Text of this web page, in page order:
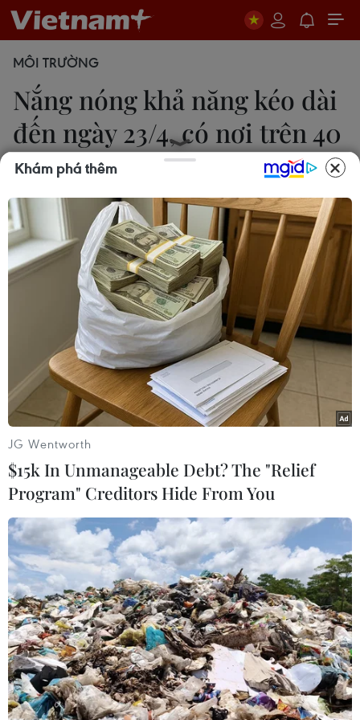
MÔI TRƯỜNG
Nắng nóng khả năng kéo dài
đến ngày 23/4, có nơi trên 40
độ C
Lý Thanh Hương
20/04/2023 11:30
Theo dự báo, nắng nóng gay gắt ở phía Tây Bắc
Bộ, khu vực từ Thanh Hóa đến Phú Yên khả năng
kéo dài đến khoảng ngày 23/4, nhiều nơi tiếp tục
có nhiệt độ cao nhất 36-39 độ C, có nơi trên 40 độ
Ảnh minh họa. (Nguồn: TTXVN)
Theo Trung tâm Dự báo khí tượng thủy văn
Quốc gia, nắng nóng gay gắt, có nơi đặc biệt gay
gắt ở phía Tây Bắc Bộ, khu vực từ Thanh Hóa
Khám phá thêm
JG Wentworth
$15k In Unmanageable Debt? The "Relief
Program" Creditors Hide From You